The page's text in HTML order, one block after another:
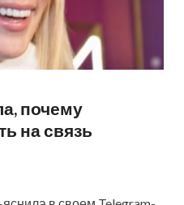
почему
на связь